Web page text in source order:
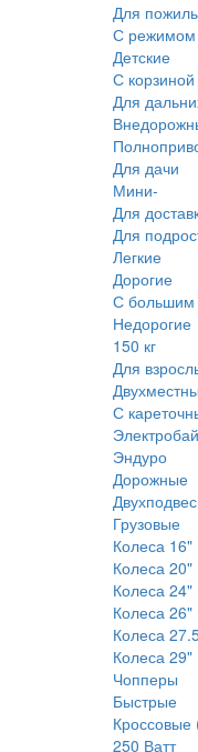
Для
С
Детские
С корзиной
Для
Для дачи
Мини-
Для
Для
Легкие
Дорогие
С большим
Недорогие
150 кг
Для
С
Эндуро
Дорожные
Грузовые
Колеса 16"
Колеса 20"
Колеса 24"
Колеса 26"
Колеса
Колеса 29"
Чопперы
Быстрые
Кроссовые
250 Ватт